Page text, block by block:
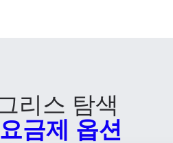
리스 탐색
금제 옵션